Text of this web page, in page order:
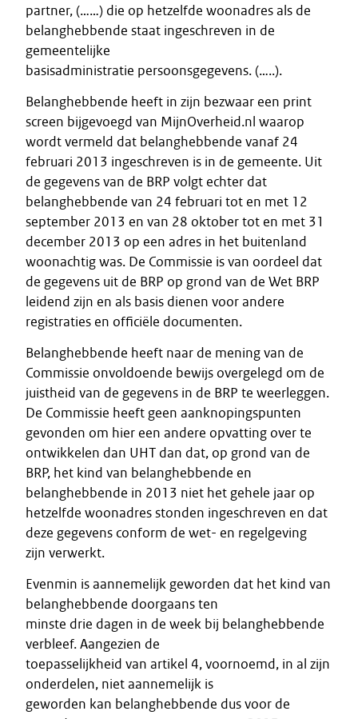
partner, (……) die op hetzelfde woonadres als de
belanghebbende staat ingeschreven in de
gemeentelijke
basisadministratie persoonsgegevens. (…..).
Belanghebbende heeft in zijn bezwaar een print
screen bijgevoegd van MijnOverheid.nl waarop
wordt vermeld dat belanghebbende vanaf 24
februari 2013 ingeschreven is in de gemeente. Uit
de gegevens van de BRP volgt echter dat
belanghebbende van 24 februari tot en met 12
september 2013 en van 28 oktober tot en met 31
december 2013 op een adres in het buitenland
woonachtig was. De Commissie is van oordeel dat
de gegevens uit de BRP op grond van de Wet BRP
leidend zijn en als basis dienen voor andere
registraties en officiële documenten.
Belanghebbende heeft naar de mening van de
Commissie onvoldoende bewijs overgelegd om de
juistheid van de gegevens in de BRP te weerleggen.
De Commissie heeft geen aanknopingspunten
gevonden om hier een andere opvatting over te
ontwikkelen dan UHT dan dat, op grond van de
BRP, het kind van belanghebbende en
belanghebbende in 2013 niet het gehele jaar op
hetzelfde woonadres stonden ingeschreven en dat
deze gegevens conform de wet- en regelgeving
zijn verwerkt.
Evenmin is aannemelijk geworden dat het kind van
belanghebbende doorgaans ten
minste drie dagen in de week bij belanghebbende
verbleef. Aangezien de
toepasselijkheid van artikel 4, voornoemd, in al zijn
onderdelen, niet aannemelijk is
geworden kan belanghebbende dus voor de